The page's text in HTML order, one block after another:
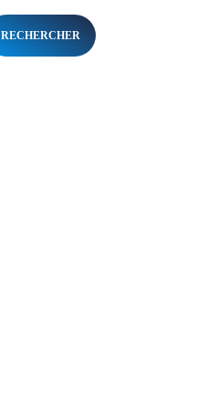
RECHERCHER